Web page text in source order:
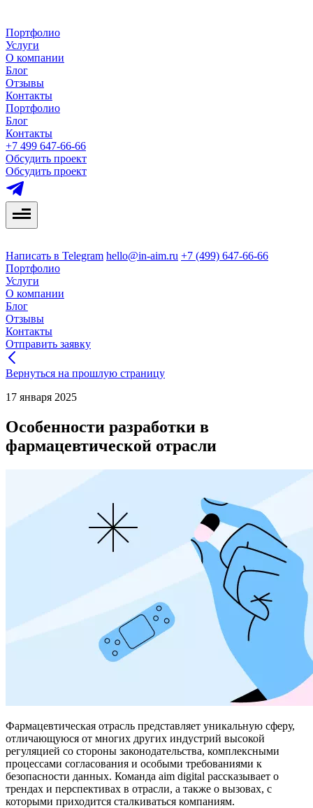
Портфолио
Услуги
О компании
Блог
Отзывы
Контакты
Портфолио
Блог
Контакты
+7 499 647-66-66
Обсудить проект
Обсудить проект
Написать в Telegram hello@in-aim.ru +7 (499) 647-66-66
Портфолио
Услуги
О компании
Блог
Отзывы
Контакты
Отправить заявку
Вернуться на прошлую страницу
17 января 2025
Особенности разработки в
фармацевтической отрасли
Фармацевтическая отрасль представляет уникальную сферу,
отличающуюся от многих других индустрий высокой
регуляцией со стороны законодательства, комплексными
процессами согласования и особыми требованиями к
безопасности данных. Команда aim digital рассказывает о
трендах и перспективах в отрасли, а также о вызовах, с
которыми приходится сталкиваться компаниям.